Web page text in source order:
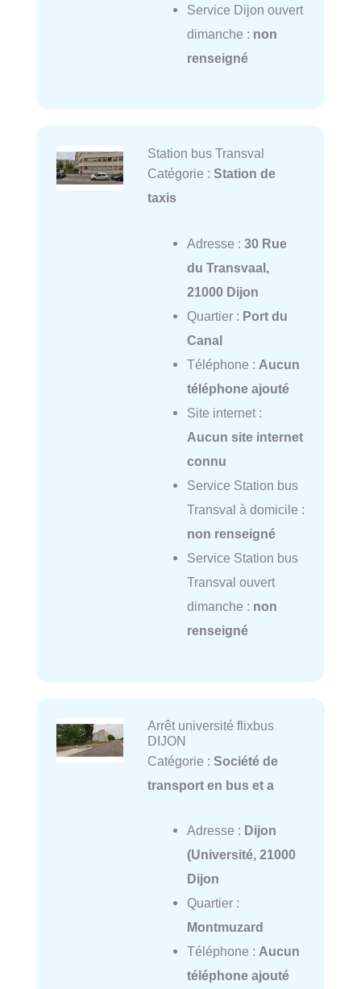
Service Dijon ouvert
dimanche : non
renseigné
Station bus Transval
Catégorie : Station de
taxis
Adresse : 30 Rue
du Transvaal,
21000 Dijon
Quartier : Port du
Canal
Téléphone : Aucun
téléphone ajouté
Site internet :
Aucun site internet
connu
Service Station bus
Transval à domicile :
non renseigné
Service Station bus
Transval ouvert
dimanche : non
renseigné
Arrêt université flixbus
DIJON
Catégorie : Société de
transport en bus et a
Adresse : Dijon
(Université, 21000
Dijon
Quartier :
Montmuzard
Téléphone : Aucun
téléphone ajouté